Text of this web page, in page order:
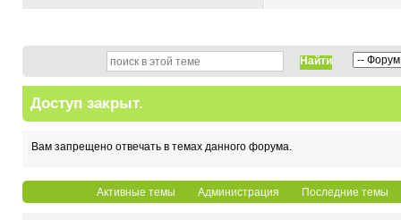
Найти
Доступ закрыт.
Вам запрещено отвечать в темах данного форума.
Активные темы Администрация Последние темы